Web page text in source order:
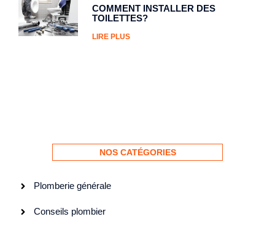
COMMENT INSTALLER DES
TOILETTES?
LIRE PLUS
NOS CATÉGORIES
Plomberie générale
Conseils plombier